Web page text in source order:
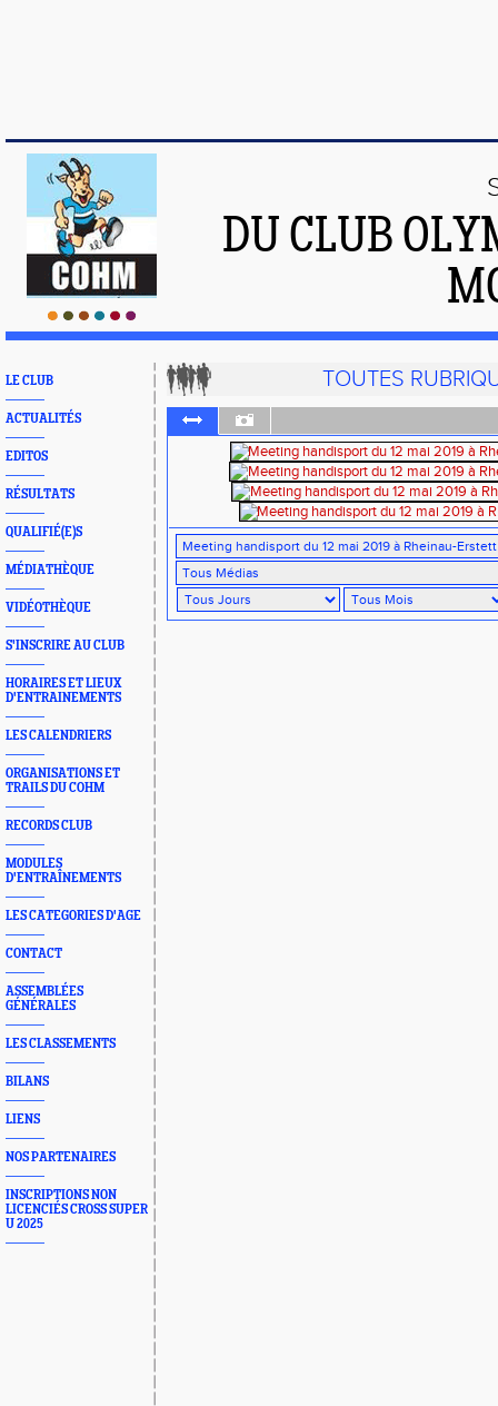
DU CLUB
LE CLUB
ACTUALITÉS
EDITOS
RÉSULTATS
QUALIFIÉ(E)S
MÉDIATHÈQUE
VIDÉOTHÈQUE
S'INSCRIRE AU CLUB
HORAIRES ET LIEUX
D'ENTRAINEMENTS
LES CALENDRIERS
ORGANISATIONS ET
TRAILS DU COHM
RECORDS CLUB
MODULES
D'ENTRAÎNEMENTS
LES CATEGORIES D'AGE
CONTACT
ASSEMBLÉES
GÉNÉRALES
LES CLASSEMENTS
BILANS
LIENS
NOS PARTENAIRES
INSCRIPTIONS NON
LICENCIÉS CROSS SUPER
U 2025
TOUTES